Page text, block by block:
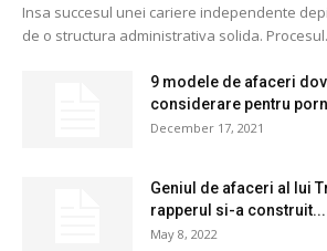
Insa succesul unei cariere independente
de o structura administrativa solida.
9 modele de afaceri
considerare pentru
December 17, 2021
Geniul de afaceri al lui
rapperul si-a construit...
May 8, 2022